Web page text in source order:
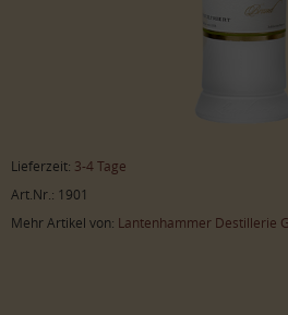
Lieferzeit: 3-4 Tage
Art.Nr.: 1901
Mehr Artikel von: Lantenhammer Destillerie